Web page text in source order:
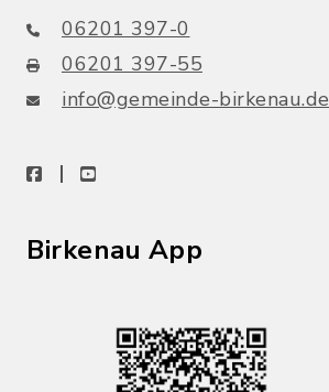
06201 397-0
06201 397-55
info@gemeinde-birkenau.de
facebookyoutube
Birkenau App